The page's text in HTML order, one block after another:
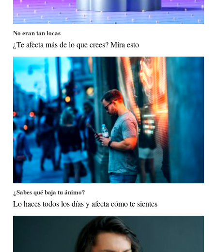
No eran tan locas
¿Te afecta más de lo que crees? Mira esto
¿Sabes qué baja tu ánimo?
Lo haces todos los días y afecta cómo te sientes